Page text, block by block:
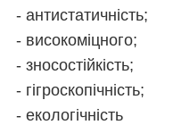
- антистатичність;
- високоміцного;
- зносостійкість;
- гігроскопічність;
- екологічність